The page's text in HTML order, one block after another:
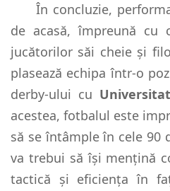
În concluzie,
de acasă, împreună cu
jucătorilor săi cheie și
plasează echipa într-o
derby-ului cu
acestea, fotbalul este
să se întâmple în cele 90
va trebui să își mențină
tactică și eficiența în